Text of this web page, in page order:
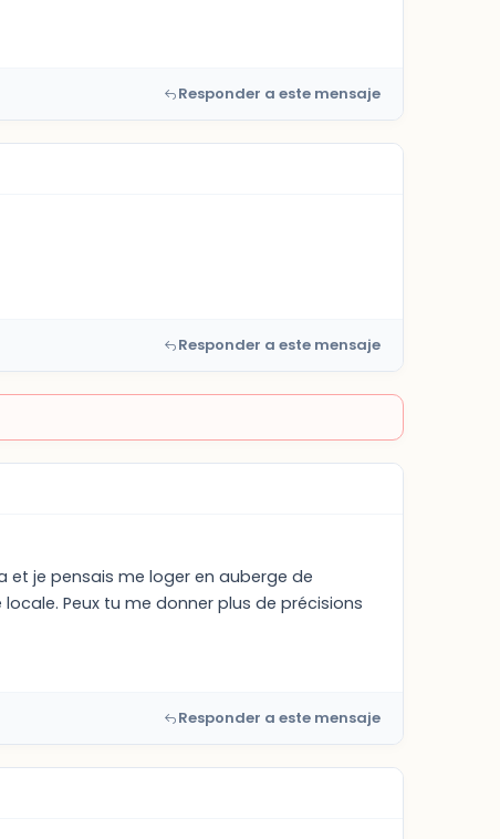
Responder a este mensaje
Responder a este mensaje
et je pensais me loger en auberge de
Peux tu me donner plus de précisions
Responder a este mensaje